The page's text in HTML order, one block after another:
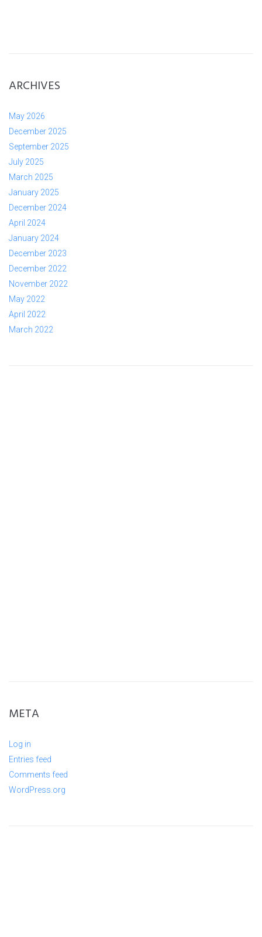
ARCHIVES
May 2026
December 2025
September 2025
July 2025
March 2025
January 2025
December 2024
April 2024
January 2024
December 2023
December 2022
November 2022
May 2022
April 2022
March 2022
META
Log in
Entries feed
Comments feed
WordPress.org